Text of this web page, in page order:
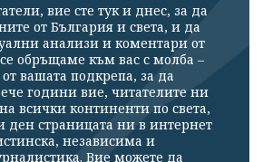
вие сте тук и днес, за да
от България и света, и да
анализи и коментари от
обръщаме към вас с молба –
вашата подкрепа, за да
години вие, читателите ни
всички континенти по света,
ден страницата ни в интернет
независима и
Вие можете да